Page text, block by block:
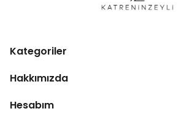
Kategoriler
Hakkımızda
Hesabım